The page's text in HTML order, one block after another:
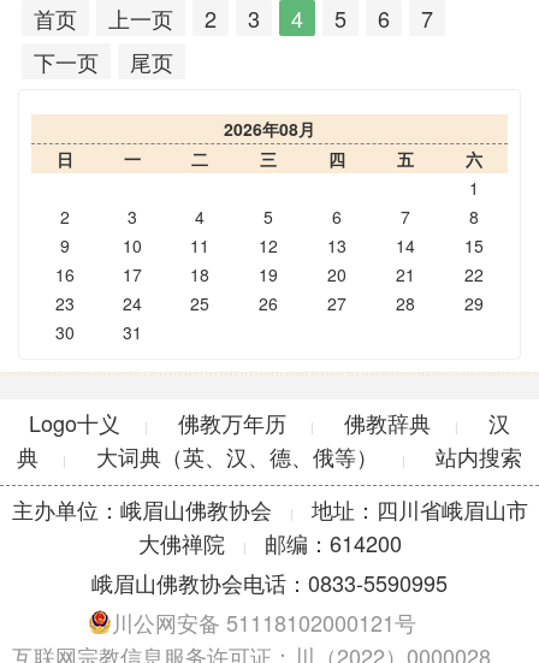
首页
上一页 2 3 4 5 6
7
下一页
尾页
2026年08月
日
一 二 三 四 五
六
1
2
3 4 5 6 7
8
9
10 11 12 13 14
15
16
17 18 19 20 21
22
23
24 25 26 27 28
29
30
31
Logo十义 | 佛教万年历 | 佛教辞典 |
汉
典
| 大词典（英、汉、德、俄等） |
站内搜索
主办单位：峨眉山佛教协会
|
地址：四川省峨眉山市
大佛禅院
|
邮编：614200
峨眉山佛教协会电话：0833-5590995
川公网安备 51118102000121号
互联网宗教信息服务许可证：川（2022）0000028